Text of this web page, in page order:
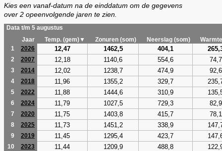
Kies een vanaf-datum na de einddatum om de gegevens
over 2 opeenvolgende jaren te zien.
Data t/m 5 augustus
Jaar
Temp. (gem)▼ Zonuren (som) Neerslag (som)
1
2026 12,47 1462,5 404,1
2 2007 12,18 1140,6 554,6 74,7
3 2014 12,02 1238,7 474,9 92,6
4 2018 11,96 1355,2 329,7
5 2022 11,88 1444,6 310,9
6 2024 11,79 1027,5 729,3 82,9
7 2020 11,75 1403,8 415,7 78,1
8 2025 11,73 1451,2 338,9
9 2019 11,45 1295,4 423,7
10 2023 11,44 1209,9 488,8